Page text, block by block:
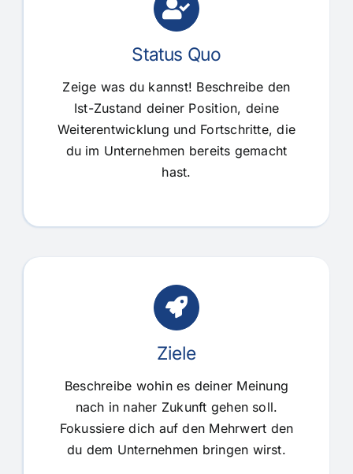
Status Quo
Zeige was du kannst! Beschreibe den
Ist-Zustand deiner Position, deine
Weiterentwicklung und Fortschritte, die
du im Unternehmen bereits gemacht
hast.
Ziele
Beschreibe wohin es deiner Meinung
nach in naher Zukunft gehen soll.
Fokussiere dich auf den Mehrwert den
du dem Unternehmen bringen wirst.